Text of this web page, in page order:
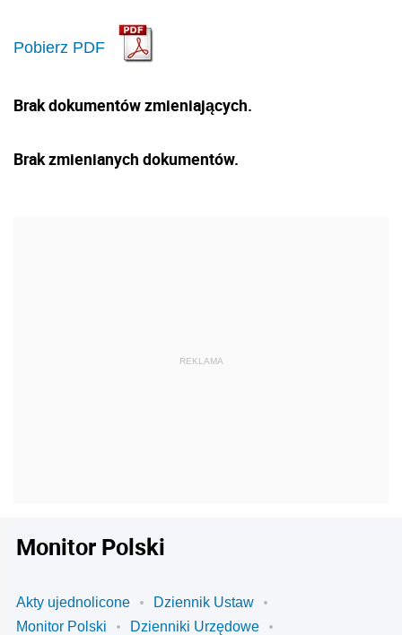
Pobierz PDF
Brak dokumentów zmieniających.
Brak zmienianych dokumentów.
Monitor Polski
Akty ujednolicone
Dziennik Ustaw
Monitor Polski
Dzienniki Urzędowe